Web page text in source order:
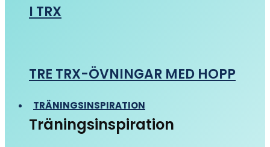
I TRX
TRE TRX-ÖVNINGAR MED HOPP
TRÄNINGSINSPIRATION
Träningsinspiration